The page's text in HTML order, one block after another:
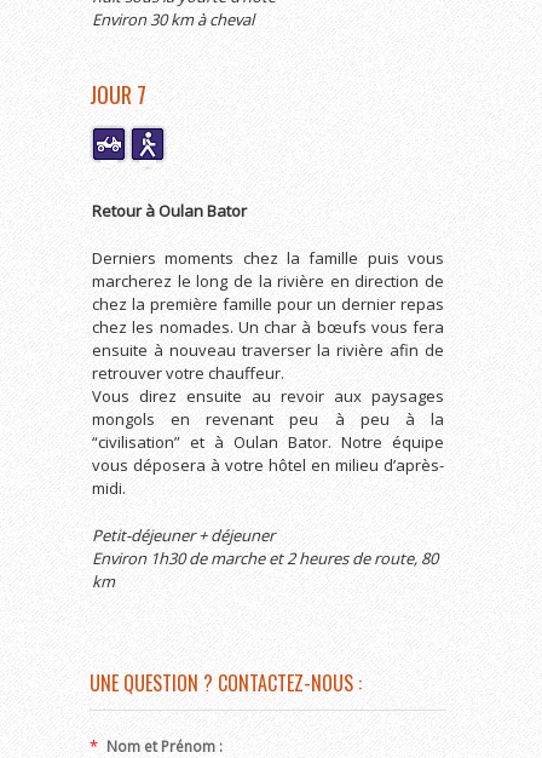
Environ 30 km à cheval
JOUR 7
Retour à Oulan Bator
Derniers moments chez la famille puis vous
marcherez le long de la rivière en direction de
chez la première famille pour un dernier repas
chez les nomades. Un char à bœufs vous fera
ensuite à nouveau traverser la rivière afin de
retrouver votre chauffeur.
Vous direz ensuite au revoir aux paysages
mongols en revenant peu à peu à la
“civilisation” et à Oulan Bator. Notre équipe
vous déposera à votre hôtel en milieu d’après-
midi.
Petit-déjeuner + déjeuner
Environ 1h30 de marche et 2 heures de route, 80
km
UNE QUESTION ? CONTACTEZ-NOUS :
* Nom et Prénom :